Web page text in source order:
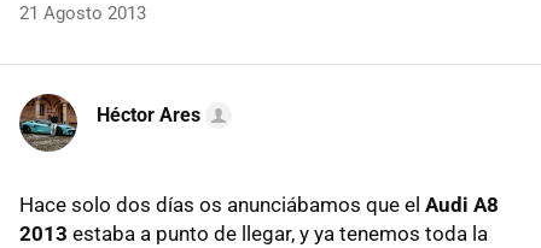
21 Agosto 2013
Héctor Ares
Hace solo dos días os anunciábamos que el Audi A8
2013 estaba a punto de llegar, y ya tenemos toda la